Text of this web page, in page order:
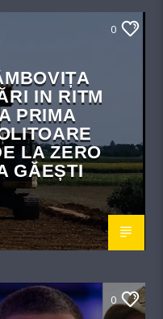
0
IN RITM
PRIMA
LA ZERO
GĂEȘTI
0